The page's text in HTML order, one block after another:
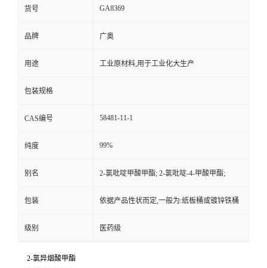
货号 GA8369
品牌 广奥
用途 工业原材料,用于工业化大生产
包装规格
CAS编号 58481-11-1
纯度 99%
别名 2-氯吡啶甲酸甲酯; 2-氯吡啶-4-甲酸甲酯;
包装 依据产品性状而定,一般为:纸板桶或镀锌铁桶
级别 医药级
2-氯异烟酸甲酯